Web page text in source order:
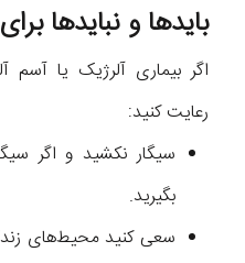
باید‌ها و نباید‌ها
اگر بیماری آلرژیک یا آسم
رعایت کنید:
سیگار نکشید و اگر
بگیرید.
سعی کنید محیط‌های